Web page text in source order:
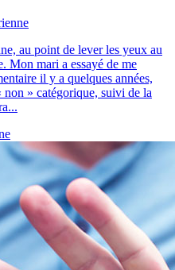
au point de lever les yeux au
Mon mari a essayé de me
il y a quelques années,
non » catégorique, suivi de la